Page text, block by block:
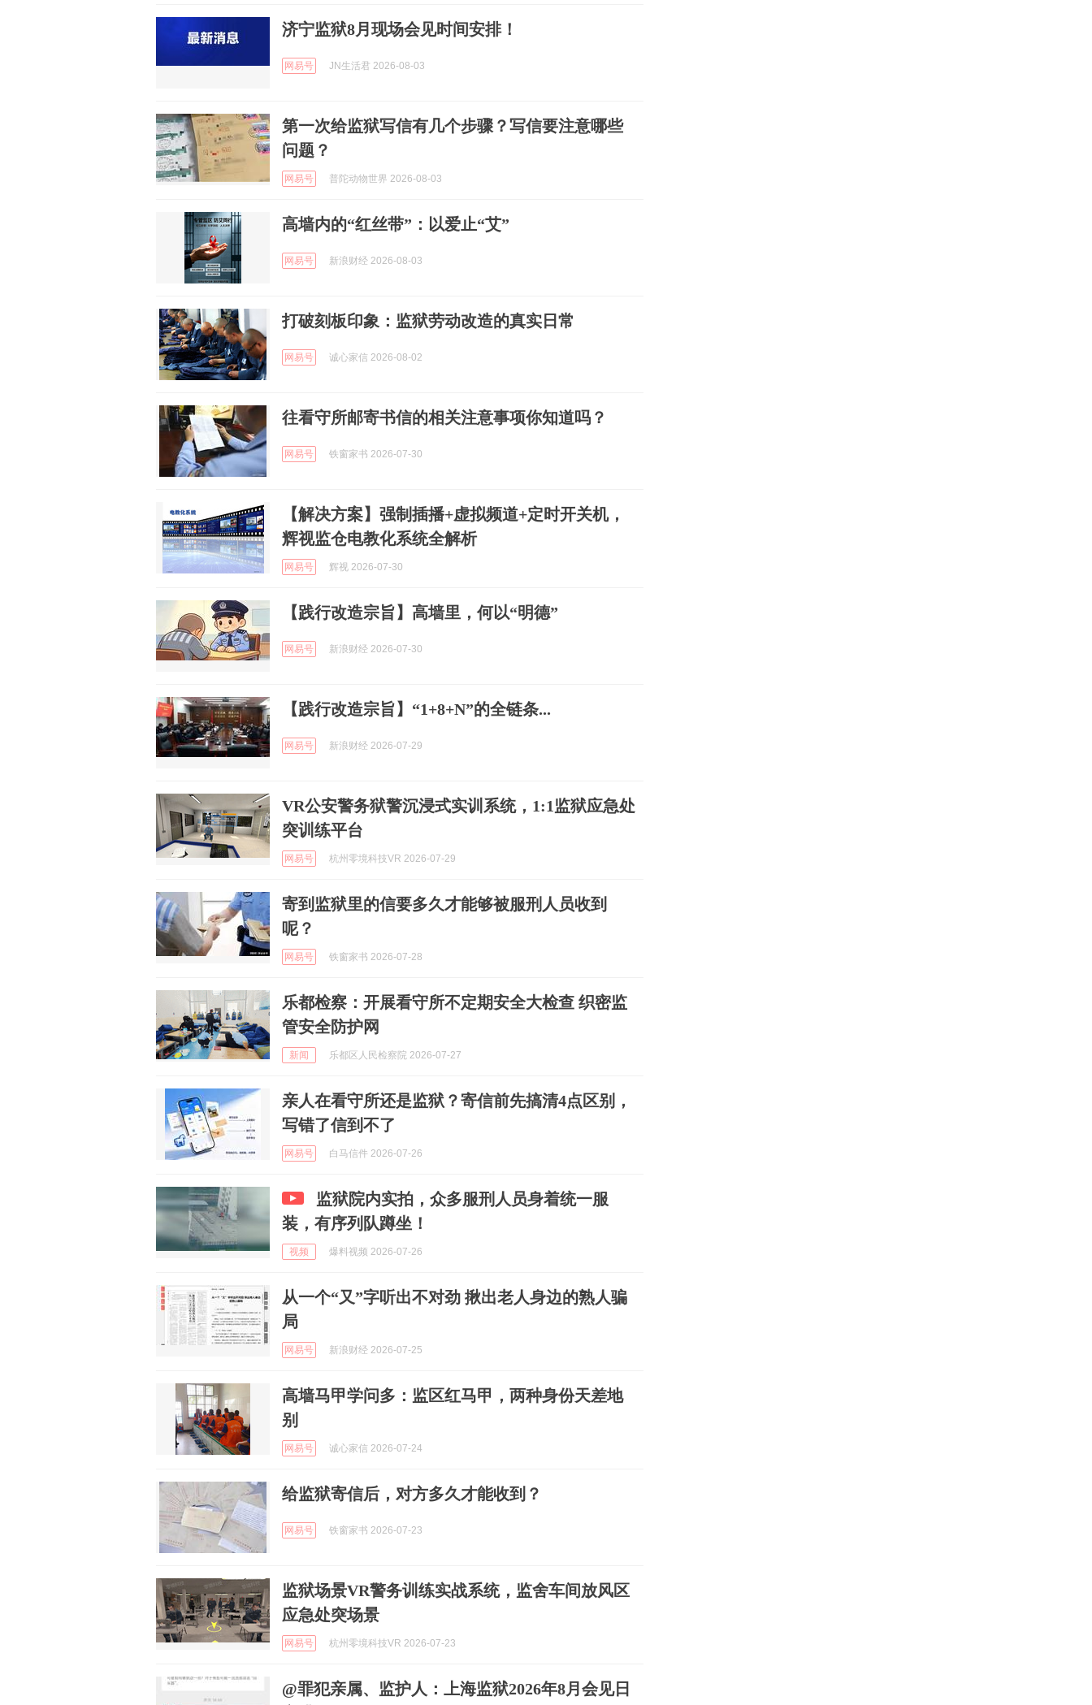
济宁监狱8月现场会见时间安排！
网易号 JN生活君 2026-08-03
第一次给监狱写信有几个步骤？写信要注意哪些
问题？
网易号 普陀动物世界 2026-08-03
高墙内的“红丝带”：以爱止“艾”
网易号 新浪财经 2026-08-03
打破刻板印象：监狱劳动改造的真实日常
网易号 诚心家信 2026-08-02
往看守所邮寄书信的相关注意事项你知道吗？
网易号 铁窗家书 2026-07-30
【解决方案】强制插播+虚拟频道+定时开关机，
辉视监仓电教化系统全解析
网易号 辉视 2026-07-30
【践行改造宗旨】高墙里，何以“明德”
网易号 新浪财经 2026-07-30
【践行改造宗旨】“1+8+N”的全链条...
网易号 新浪财经 2026-07-29
VR公安警务狱警沉浸式实训系统，1:1监狱应急处
突训练平台
网易号 杭州零境科技VR 2026-07-29
寄到监狱里的信要多久才能够被服刑人员收到
呢？
网易号 铁窗家书 2026-07-28
乐都检察：开展看守所不定期安全大检查 织密监
管安全防护网
新闻 乐都区人民检察院 2026-07-27
亲人在看守所还是监狱？寄信前先搞清4点区别，
写错了信到不了
网易号 白马信件 2026-07-26
监狱院内实拍，众多服刑人员身着统一服
装，有序列队蹲坐！
视频 爆料视频 2026-07-26
从一个“又”字听出不对劲 揪出老人身边的熟人骗
局
网易号 新浪财经 2026-07-25
高墙马甲学问多：监区红马甲，两种身份天差地
别
网易号 诚心家信 2026-07-24
给监狱寄信后，对方多久才能收到？
网易号 铁窗家书 2026-07-23
监狱场景VR警务训练实战系统，监舍车间放风区
应急处突场景
网易号 杭州零境科技VR 2026-07-23
@罪犯亲属、监护人：上海监狱2026年8月会见日